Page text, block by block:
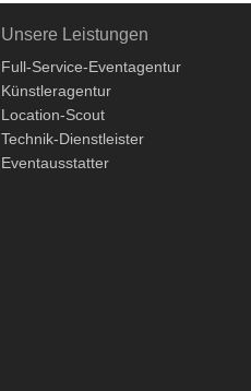
Unsere Leistungen
Full-Service-Eventagentur
Künstleragentur
Location-Scout
Technik-Dienstleister
Eventausstatter